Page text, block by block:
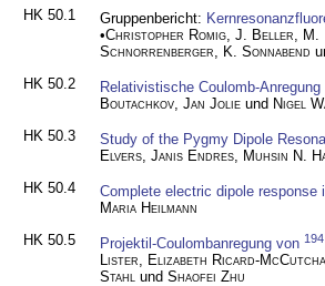
HK 50.1 Gruppenbericht:
•Christopher Romig J. Beller
M.
Schnorrenberger
K. Sonnabend
HK 50.2
Relativistische Coulomb-
Boutachkov Jan Jolie und Nigel
HK 50.3
Study of the Pygmy Dipole
Elvers Janis Endres
Muhsin N.
HK 50.4
Complete electric dipole response
Maria Heilmann
HK 50.5 Projektil-Coulombanregung von 194
Lister
Elizabeth Ricard-
Stahl und Shaofei Zhu